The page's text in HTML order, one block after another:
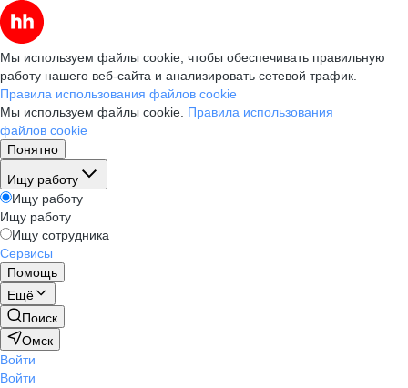
Мы используем файлы cookie, чтобы обеспечивать правильную
работу нашего веб-сайта и анализировать сетевой трафик.
Правила использования файлов cookie
Мы используем файлы cookie. Правила использования
файлов cookie
Понятно
Ищу работу
Ищу работу
Ищу работу
Ищу сотрудника
Сервисы
Помощь
Ещё
Поиск
Омск
Войти
Войти